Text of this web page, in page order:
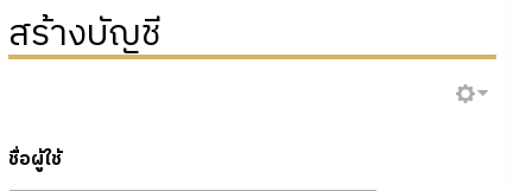
สร้างบัญชี
ชื่อผู้ใช้